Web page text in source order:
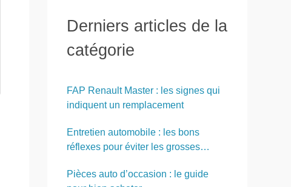
Derniers articles de la
catégorie
FAP Renault Master : les signes qui
indiquent un remplacement
Entretien automobile : les bons
réflexes pour éviter les grosses
Pièces auto d’occasion : le guide